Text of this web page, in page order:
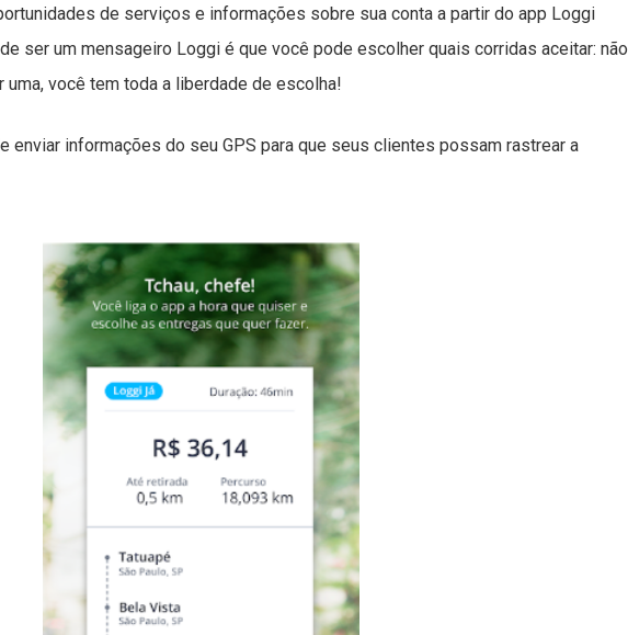
de serviços e informações sobre sua conta a partir do app Loggi
ser um mensageiro Loggi é que você pode escolher quais corridas aceitar: não
uma, você tem toda a liberdade de escolha!
enviar informações do seu GPS para que seus clientes possam rastrear a